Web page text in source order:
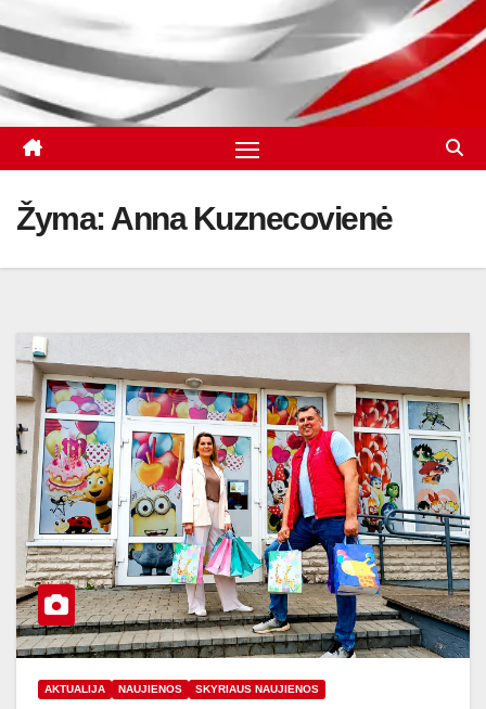
Žyma: Anna Kuznecovienė
AKTUALIJA NAUJIENOS SKYRIAUS NAUJIENOS